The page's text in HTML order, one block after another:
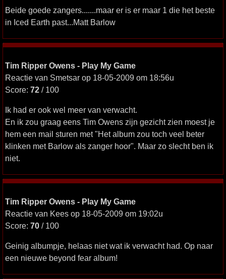
Beide goede zangers.......maar er is er maar 1 die het beste
in Iced Earth past...Matt Barlow
Tim Ripper Owens - Play My Game
Reactie van Smetsar op 18-05-2009 om 18:56u
Score: 72 / 100
Ik had er ook wel meer van verwacht.
En ik zou graag eens Tim Owens zijn gezicht zien moest je
hem een mail sturen met "Het album zou toch veel beter
klinken met Barlow als zanger hoor". Maar zo slecht ben ik
niet.
Tim Ripper Owens - Play My Game
Reactie van Kees op 18-05-2009 om 19:02u
Score: 70 / 100
Geinig albumpje, helaas niet wat ik verwacht had. Op naar
een nieuwe beyond fear album!